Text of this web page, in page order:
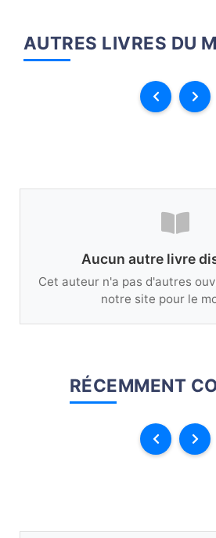
AUTRES LIVRES DU
Aucun autre livre
Cet auteur n'a pas d'autres
notre site pour le
RÉCEMMENT